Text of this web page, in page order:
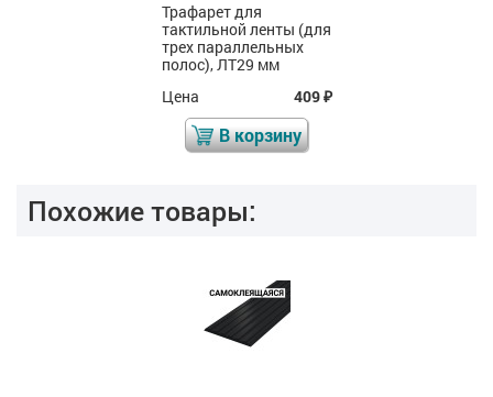
Трафарет для
тактильной ленты (для
трех параллельных
полос), ЛТ29 мм
Цена
409₽
В корзину
Похожие товары: